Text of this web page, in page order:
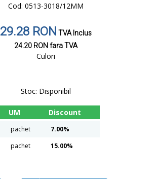
Cod: 0513-3018/12MM
29.28 RONTVA Inclus
24.20 RONfara TVA
Culori
Stoc: Disponibil
UM Discount
pachet
7.00%
pachet 15.00%